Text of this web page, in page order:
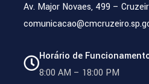
Av. Major Novaes, 499 –
Horário de
8:00 AM – 18:00 PM